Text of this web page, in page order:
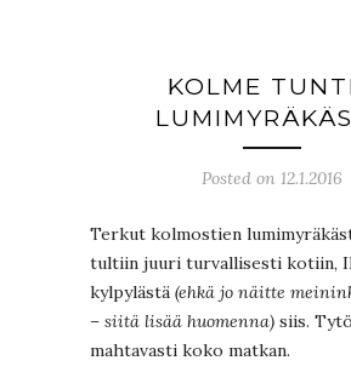
KOLME
Posted on 12.1.2016
Terkut kolmostien
tultiin juuri turvallisesti kotiin,
kylpylästä (ehkä jo näitte
– siitä lisää huomenna) siis.
mahtavasti koko matkan.